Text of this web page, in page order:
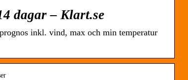
dagar – Klart.se
inkl. vind, max och min temperatur